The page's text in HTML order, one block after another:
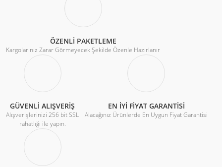
ÖZENLİ PAKETLEME
Kargolarınız Zarar Görmeyecek Şekilde Özenle Hazırlanır
GÜVENLİ ALIŞVERİŞ
Alışverişlerinizi 256 bit SSL
rahatlığı ile yapın.
EN İYİ FİYAT GARANTİSİ
Alacağınız Ürünlerde En Uygun Fiyat Garantisi